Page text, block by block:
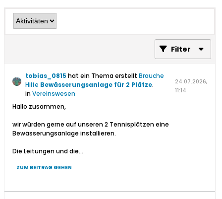
Filter
tobias_0815 hat ein Thema erstellt Brauche
Hilfe Bewässerungsanlage für 2 Plätze.
inVereinswesen
24.07.2026,
11:14
Hallo zusammen,
wir würden gerne auf unseren 2 Tennisplätzen eine
Bewässerungsanlage installieren.
Die Leitungen und die...
ZUM BEITRAG GEHEN